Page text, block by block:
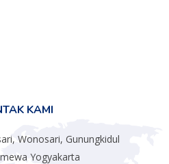
KAMI
Wonosari, Gunungkidul
Yogyakarta